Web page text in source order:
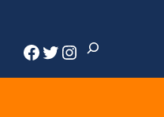
Facebook
Twitter
Instagram
Rechercher